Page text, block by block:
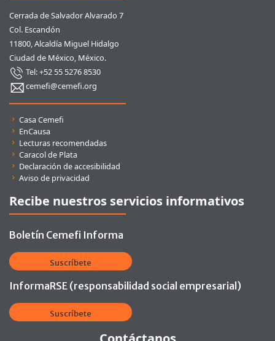
Cerrada de Salvador Alvarado 7
Col. Escandón
11800, Alcaldía Miguel Hidalgo
Ciudad de México, México.
Tel: +52 55 5276 8530
cemefi@cemefi.org
Enlaces rápidos
Casa Cemefi
EnCausa
Lecturas recomendadas
Caracol de Plata
Declaración de accesibilidad
Aviso de privacidad
Recibe nuestros servicios informativos
Boletín Cemefi Informa
Suscríbete
InformaRSE (responsabilidad social empresarial)
Suscríbete